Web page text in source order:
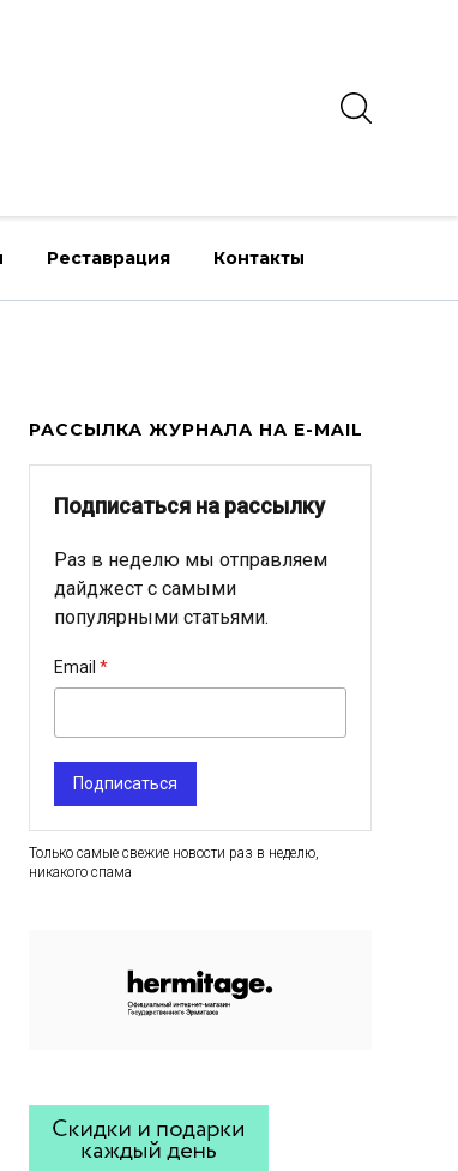
Реставрация Контакты
РАССЫЛКА ЖУРНАЛА НА E-MAIL
Подписаться на рассылку
Раз в неделю мы отправляем
дайджест с самыми
популярными статьями.
Email
Подписаться
Только самые свежие новости раз в неделю,
никакого спама